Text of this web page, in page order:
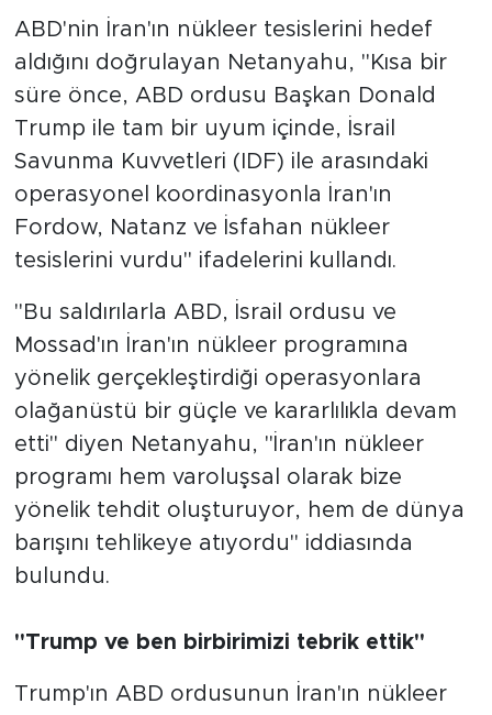
ABD'nin İran'ın nükleer tesislerini hedef
aldığını doğrulayan Netanyahu, "Kısa bir
süre önce, ABD ordusu Başkan Donald
Trump ile tam bir uyum içinde, İsrail
Savunma Kuvvetleri (IDF) ile arasındaki
operasyonel koordinasyonla İran'ın
Fordow, Natanz ve İsfahan nükleer
tesislerini vurdu" ifadelerini kullandı.
"Bu saldırılarla ABD, İsrail ordusu ve
Mossad'ın İran'ın nükleer programına
yönelik gerçekleştirdiği operasyonlara
olağanüstü bir güçle ve kararlılıkla devam
etti" diyen Netanyahu, "İran'ın nükleer
programı hem varoluşsal olarak bize
yönelik tehdit oluşturuyor, hem de dünya
barışını tehlikeye atıyordu" iddiasında
bulundu.
"Trump ve ben birbirimizi tebrik ettik"
Trump'ın ABD ordusunun İran'ın nükleer